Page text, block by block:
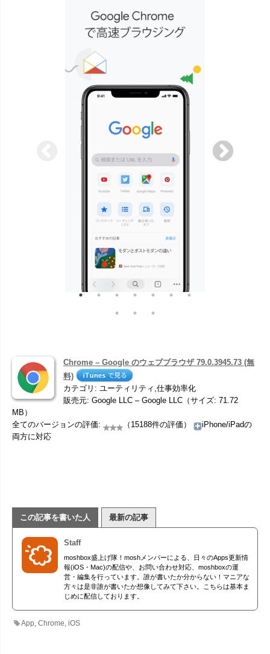
Chrome – Google のウェブブラウザ 79.0.3945.73 (無
料)
カテゴリ: ユーティリティ,仕事効率化
販売元: Google LLC – Google LLC（サイズ: 71.72
MB）
全てのバージョンの評価:
（15188件の評価）
iPhone/iPadの
両方に対応
この記事を書いた人 最新の記事
Staff
moshbox盛上げ隊！moshメンバーによる、日々のApps更新情
報(iOS・Mac)の配信や、お問い合わせ対応、moshboxの運
営・編集を行っています。誰が書いたか分からない！マニアな
方々は是非誰が書いたか想像してみて下さい。こちらは基本ま
じめに配信しております。
App ,Chrome ,iOS